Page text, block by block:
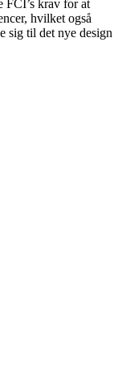
FCI’s krav for at
hvilket også
sig til det nye design